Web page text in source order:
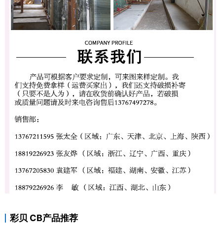
彩贝 CB产品推荐